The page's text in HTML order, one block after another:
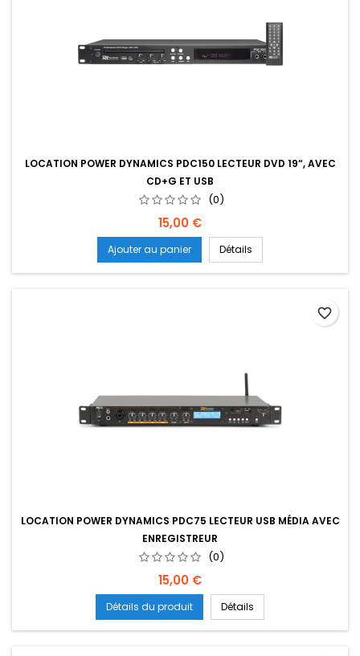
LOCATION POWER DYNAMICS PDC150 LECTEUR DVD 19“, AVEC
CD+G ET USB
(0)
Prix
15,00 €
Ajouter au panier Détails
LOCATION POWER DYNAMICS PDC75 LECTEUR USB MÉDIA AVEC
ENREGISTREUR
(0)
Prix
15,00 €
Détails du produit Détails
favorite_border